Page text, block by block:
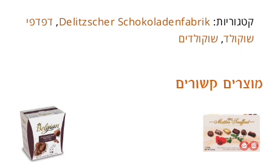
קטגוריות: Delitzscher Schokoladenfabrik
, דפדפי
שוקולד, שוקולדים
מוצרים קשורים